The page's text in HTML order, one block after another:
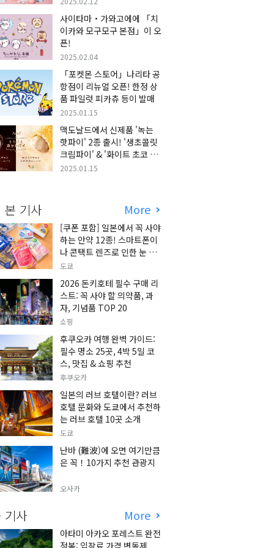
사이타마・가와고에에 「치
이카와 모구모구 본점」이 오
픈!
2025.02.04
「포켓몬 스토어」나리타 공
항점이 리뉴얼 오픈! 한정 상
품 파일럿 피카츄 등이 발매
2025.01.15
맥도날드에서 신제품 '녹는
핫파이' 2종 출시! '생초콜릿
크림파이' & '화이트 초코 밀
크티 파이' 출시!
2025.01.15
본 기사 More
[쿠폰 포함] 일본에서 꼭 사야
하는 안약 12종! 스마트폰이
나 콘택트 렌즈로 인한 눈 피
로에 최적!
도쿄
2026 돈키호테 필수 구매 리
스트: 꼭 사야 할 의약품, 과
자, 기념품 TOP 20
쇼핑
후쿠오카 여행 완벽 가이드:
필수 명소 25곳, 4박 5일 코
스, 맛집 & 쇼핑 추천
후쿠오카
일본의 러브 호텔이란? 러브
호텔 문화와 도쿄에서 추천하
는 러브 호텔 10곳 소개
도쿄
난바 (難波)에 오면 여기만큼
은 꼭！10가지 추천 관광지
오사카
기사 More
아타미 아카오 포레스트 완전
정복: 입장료 가격 변동제,